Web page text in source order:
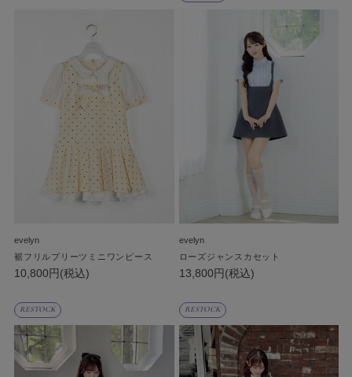
evelyn
裾フリルプリーツミニワンピース
10,800円(税込)
evelyn
ローズジャンスカセット
13,800円(税込)
RESTOCK RESTOCK